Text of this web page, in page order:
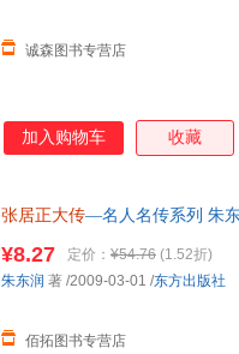
诚森图书专营店
加入购物车 收藏
张居正大传—名人名传系列 朱
¥8.27 定价： ¥54.76 (1.52折)
佰拓图书专营店
朱东润 著 /2009-03-01 /东方出版社